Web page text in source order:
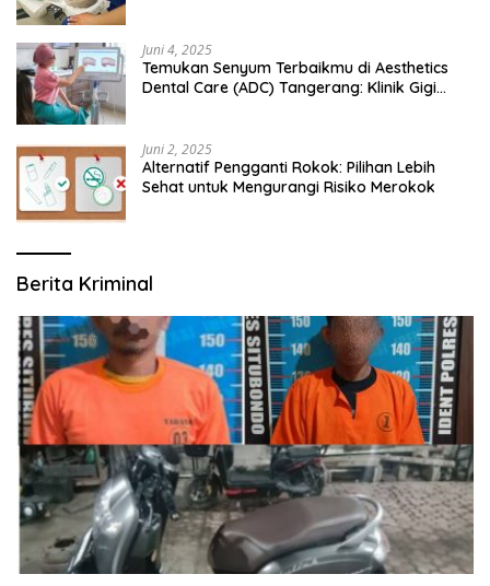
Juni 4, 2025
Temukan Senyum Terbaikmu di Aesthetics
Dental Care (ADC) Tangerang: Klinik Gigi
Juni 2, 2025
Alternatif Pengganti Rokok: Pilihan Lebih
Sehat untuk Mengurangi Risiko Merokok
Berita Kriminal